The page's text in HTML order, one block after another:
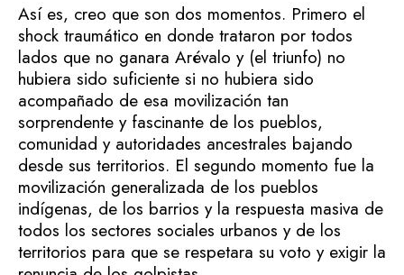
Así es, creo que son dos momentos. Primero el
shock traumático en donde trataron por todos
lados que no ganara Arévalo y (el triunfo) no
hubiera sido suficiente si no hubiera sido
acompañado de esa movilización tan
sorprendente y fascinante de los pueblos,
comunidad y autoridades ancestrales bajando
desde sus territorios. El segundo momento fue la
movilización generalizada de los pueblos
indígenas, de los barrios y la respuesta masiva de
todos los sectores sociales urbanos y de los
territorios para que se respetara su voto y exigir la